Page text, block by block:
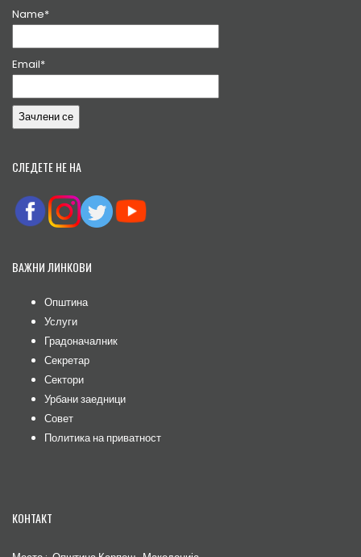
Name*
Email*
СЛЕДЕТЕ НЕ НА
ВАЖНИ ЛИНКОВИ
Општина
Услуги
Градоначалник
Секретар
Сектори
Урбани заедници
Совет
Политика на приватност
КОНТАКТ